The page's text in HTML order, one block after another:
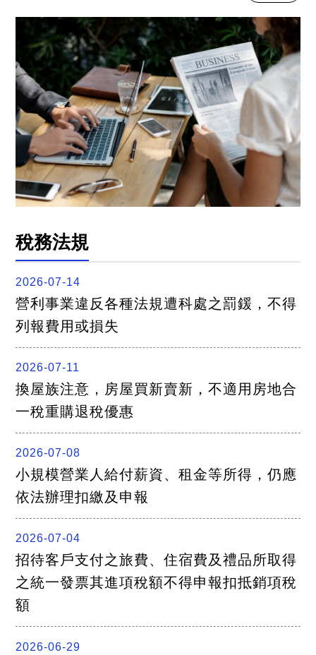
稅務法規
2026-07-14
營利事業違反各種法規遭科處之罰鍰，不得
列報費用或損失
2026-07-11
換屋族注意，房屋買新賣新，不適用房地合
一稅重購退稅優惠
2026-07-08
小規模營業人給付薪資、租金等所得，仍應
依法辦理扣繳及申報
2026-07-04
招待客戶支付之旅費、住宿費及禮品所取得
之統一發票其進項稅額不得申報扣抵銷項稅
額
2026-06-29